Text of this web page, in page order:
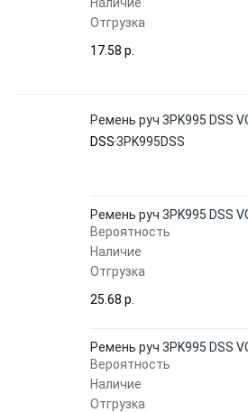
Отгрузка
17.58 p.
Ремень руч 3PK995 DSS
DSS3PK995DSS
Ремень руч 3PK995 DSS
Вероятность
Наличие
Отгрузка
25.68 p.
Ремень руч 3PK995 DSS
Вероятность
Наличие
Отгрузка